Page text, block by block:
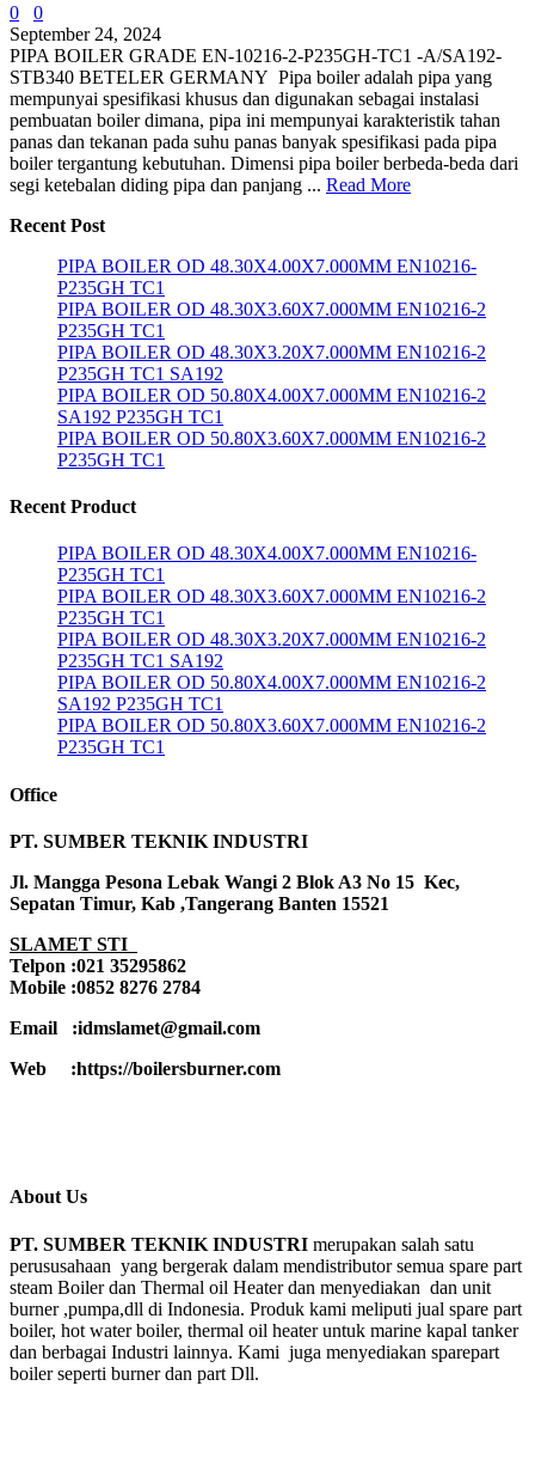
0
0
September 24, 2024
PIPA BOILER GRADE EN-10216-2-P235GH-TC1 -A/SA192-
STB340 BETELER GERMANY Pipa boiler adalah pipa yang
mempunyai spesifikasi khusus dan digunakan sebagai instalasi
pembuatan boiler dimana, pipa ini mempunyai karakteristik tahan
panas dan tekanan pada suhu panas banyak spesifikasi pada pipa
boiler tergantung kebutuhan. Dimensi pipa boiler berbeda-beda dari
segi ketebalan diding pipa dan panjang ... Read More
Recent Post
PIPA BOILER OD 48.30X4.00X7.000MM EN10216-
P235GH TC1
PIPA BOILER OD 48.30X3.60X7.000MM EN10216-2
P235GH TC1
PIPA BOILER OD 48.30X3.20X7.000MM EN10216-2
P235GH TC1 SA192
PIPA BOILER OD 50.80X4.00X7.000MM EN10216-2
SA192 P235GH TC1
PIPA BOILER OD 50.80X3.60X7.000MM EN10216-2
P235GH TC1
Recent Product
PIPA BOILER OD 48.30X4.00X7.000MM EN10216-
P235GH TC1
PIPA BOILER OD 48.30X3.60X7.000MM EN10216-2
P235GH TC1
PIPA BOILER OD 48.30X3.20X7.000MM EN10216-2
P235GH TC1 SA192
PIPA BOILER OD 50.80X4.00X7.000MM EN10216-2
SA192 P235GH TC1
PIPA BOILER OD 50.80X3.60X7.000MM EN10216-2
P235GH TC1
Office
PT. SUMBER TEKNIK INDUSTRI
Jl. Mangga Pesona Lebak Wangi 2 Blok A3 No 15 Kec,
Sepatan Timur, Kab ,Tangerang Banten 15521
SLAMET STI
Telpon :021 35295862
Mobile :0852 8276 2784
Email :idmslamet@gmail.com
Web :https://boilersburner.com
About Us
PT. SUMBER TEKNIK INDUSTRI merupakan salah satu
perususahaan yang bergerak dalam mendistributor semua spare part
steam Boiler dan Thermal oil Heater dan menyediakan dan unit
burner ,pumpa,dll di Indonesia. Produk kami meliputi jual spare part
boiler, hot water boiler, thermal oil heater untuk marine kapal tanker
dan berbagai Industri lainnya. Kami juga menyediakan sparepart
boiler seperti burner dan part Dll.